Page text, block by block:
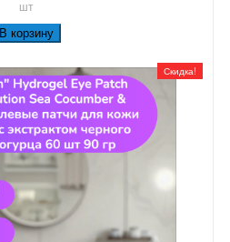
шт
В корзину
Скидка!